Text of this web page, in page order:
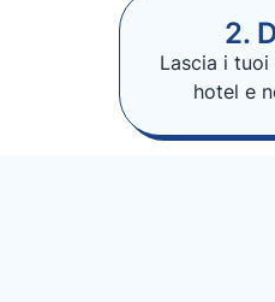
2.
Lascia i
hotel e